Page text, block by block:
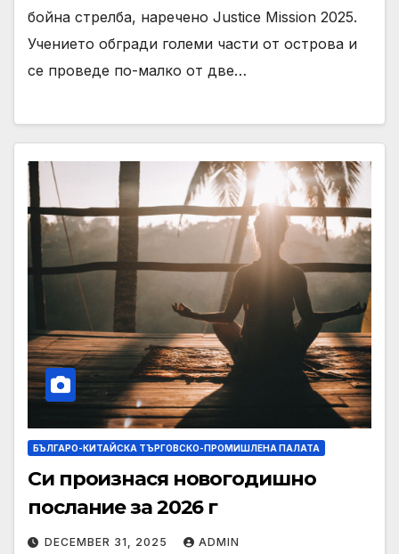
бойна стрелба, наречено Justice Mission 2025.
Учението обгради големи части от острова и
се проведе по-малко от две…
БЪЛГАРО-КИТАЙСКА ТЪРГОВСКО-ПРОМИШЛЕНА ПАЛАТА
Си произнася новогодишно
послание за 2026 г
DECEMBER 31, 2025 ADMIN